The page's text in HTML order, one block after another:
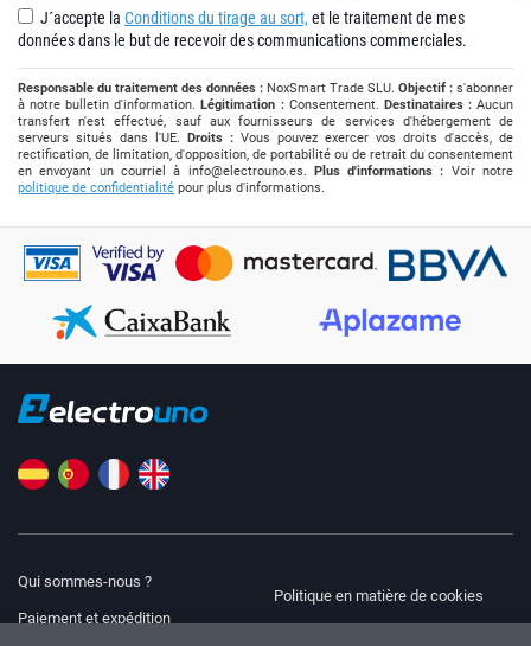
J´accepte la Conditions du tirage au sort, et le traitement de mes
données dans le but de recevoir des communications commerciales.
Responsable du traitement des données : NoxSmart Trade SLU. Objectif : s'abonner
à notre bulletin d'information. Légitimation :Consentement. Destinataires :Aucun
transfert n'est effectué, sauf aux fournisseurs de services d'hébergement de
serveurs situés dans l'UE.
Droits : Vous pouvez exercer vos droits d'accès, de
rectification, de limitation, d'opposition, de portabilité ou de retrait du consentement
en envoyant un courriel à info@electrouno.es. Plus d'informations : Voir notre
politique de confidentialité pour plus d'informations.
Qui sommes-nous ?
Paiement et expédition
Politique en matière de cookies